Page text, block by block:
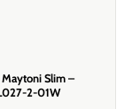
Slim –
2-01W